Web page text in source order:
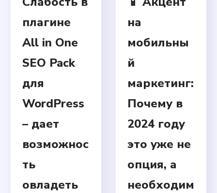
плагине
All in One
SEO Pack
для
WordPress
– дает
возможнос
ть
овладеть
на
мобильны
й
маркетинг:
Почему в
2024 году
это уже не
опция, а
необходим